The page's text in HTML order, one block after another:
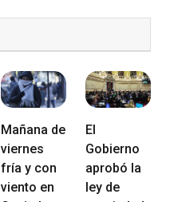
Mañana de
viernes
fría y con
viento en
El
Gobierno
aprobó la
ley de